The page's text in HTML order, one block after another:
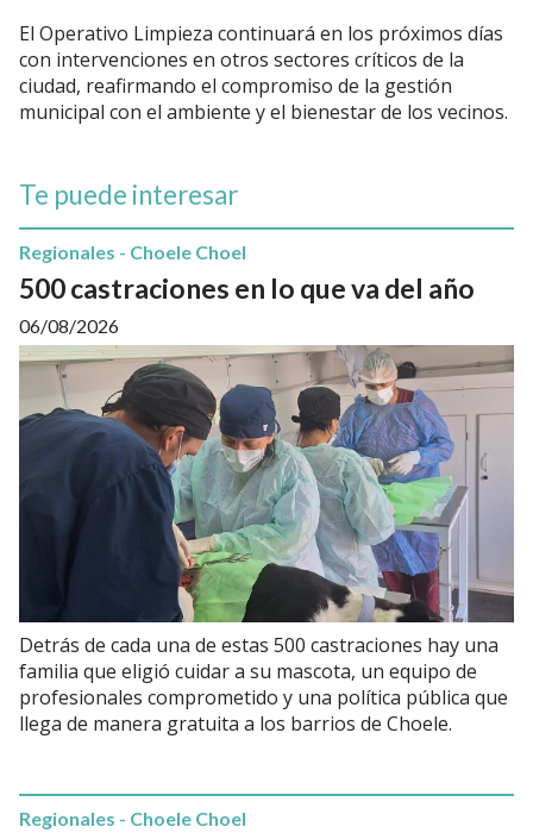
El Operativo Limpieza continuará en los próximos días
con intervenciones en otros sectores críticos de la
ciudad, reafirmando el compromiso de la gestión
municipal con el ambiente y el bienestar de los vecinos.
Te puede interesar
500 castraciones en lo que va del año
Regionales - Choele Choel
06/08/2026
Detrás de cada una de estas 500 castraciones hay una
familia que eligió cuidar a su mascota, un equipo de
profesionales comprometido y una política pública que
llega de manera gratuita a los barrios de Choele.
Regionales - Choele Choel